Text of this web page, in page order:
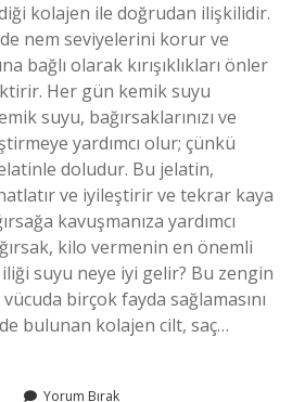
kolajen ile doğrudan ilişkilidir.
nem seviyelerini korur ve
bağlı olarak kırışıklıkları önler
Her gün kemik suyu
suyu, bağırsaklarınızı ve
yardımcı olur; çünkü
doludur. Bu jelatin,
ve iyileştirir ve tekrar kaya
kavuşmanıza yardımcı
kilo vermenin en önemli
iliği suyu neye iyi gelir? Bu zengin
birçok fayda sağlamasını
bulunan kolajen cilt, saç…
Yorum Bırak